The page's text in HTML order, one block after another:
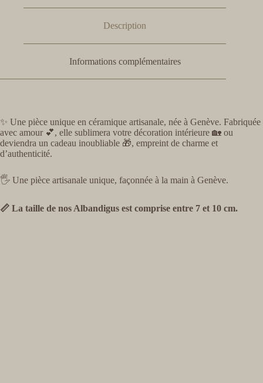
Description
Informations complémentaires
✨ Une pièce unique en céramique artisanale, née à Genève. Fabriquée
avec amour 💕, elle sublimera votre décoration intérieure 🏡 ou
deviendra un cadeau inoubliable 🎁, empreint de charme et
d’authenticité.
🖐️ Une pièce artisanale unique, façonnée à la main à Genève.
📏 La taille de nos Albandigus est comprise entre 7 et 10 cm.